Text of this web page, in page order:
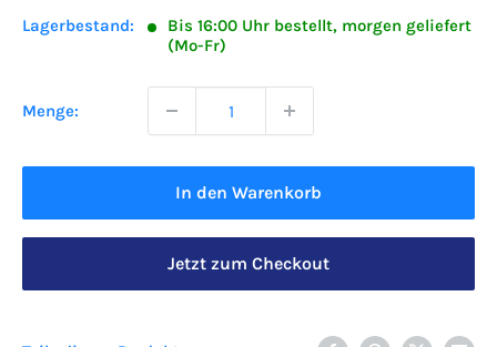
Lagerbestand:
Bis 16:00 Uhr bestellt, morgen geliefert
(Mo-Fr)
Menge:
In den Warenkorb
Jetzt zum Checkout